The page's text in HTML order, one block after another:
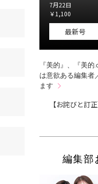
7月22日
￥1,100
最新号
『美的』、『美
は意欲ある編集者
ます
【お詫びと訂正
編集部